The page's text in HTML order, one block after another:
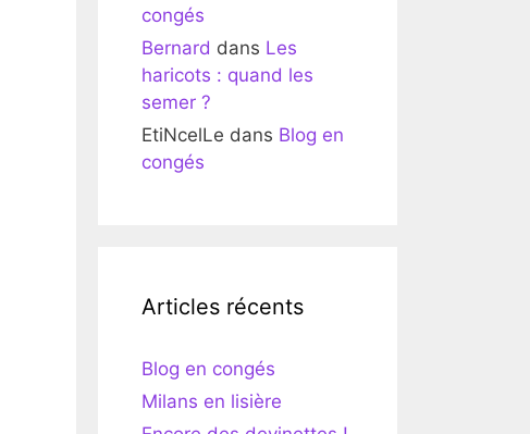
congés
Bernard dans Les
haricots : quand les
semer ?
EtiNcelLe dans Blog en
congés
Articles récents
Blog en congés
Milans en lisière